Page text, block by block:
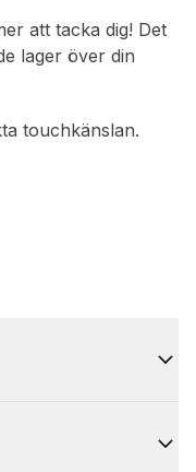
att tacka dig! Det
lager över din
touchkänslan.